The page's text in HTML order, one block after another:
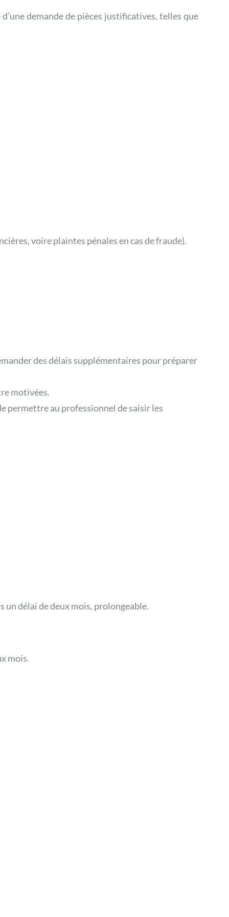
demande de pièces justificatives, telles que
voire plaintes pénales en cas de fraude).
des délais supplémentaires pour préparer
motivées.
permettre au professionnel de saisir les
un délai de deux mois, prolongeable.
mois.